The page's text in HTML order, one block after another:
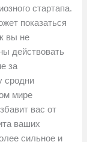
стартапа.
показаться
вы не
действовать
за
сродни
мире
вас от
ваших
сильное и